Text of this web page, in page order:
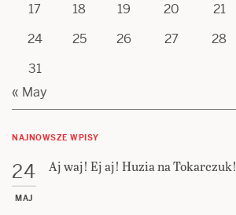
17
18 19 20 21
24
25 26 27 28
31
« May
NAJNOWSZE WPISY
24
MAJ
Aj waj! Ej aj! Huzia na Tokarczuk!